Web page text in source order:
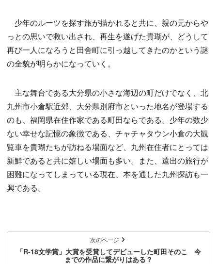
少年のルーツを探す旅が描かれると共に、親の元からや
っとの思いで救い出され、再生を遂げた貴瑚が、どうして
再び一人になろうと田舎町に引っ越してきたのかという謎
の全貌が明らかになっていく。
主な舞台である大分県の小さな海辺の町だけでなく、北
九州市小倉駅近郊、大分県別府市といった地名が登場する
のも、福岡県在住作家である町田ならである。少年の数少
ない幸せな記憶の象徴である、チャチャタウン小倉の大観
覧車を貴瑚たちが訪ねる場面など、九州在住者にとっては
新鮮であると共に嬉しい場面も多い。また、遠出の旅行が
困難になってしまっている現在、本を通した九州探訪も一
興である。
次のページ
「R-18文学賞」大賞を受賞してデビューした町田そのこ 今
までの作品に繋がりはある？